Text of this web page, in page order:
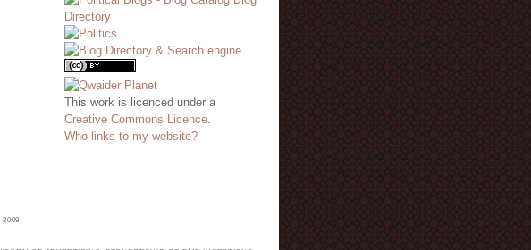
This work is licenced under a
Creative Commons Licence
Who links to my website?